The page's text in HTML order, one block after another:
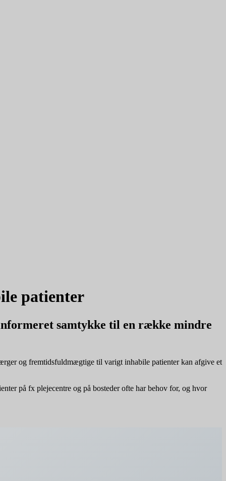
patienter
samtykke til en række mindre
og fremtidsfuldmægtige til varigt inhabile patienter kan afgive et
på fx plejecentre og på bosteder ofte har behov for, og hvor